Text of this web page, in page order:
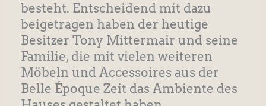
besteht. Entscheidend mit dazu
beigetragen haben der heutige
Besitzer Tony Mittermair und seine
Familie, die mit vielen weiteren
Möbeln und Accessoires aus der
Belle Époque Zeit das Ambiente des